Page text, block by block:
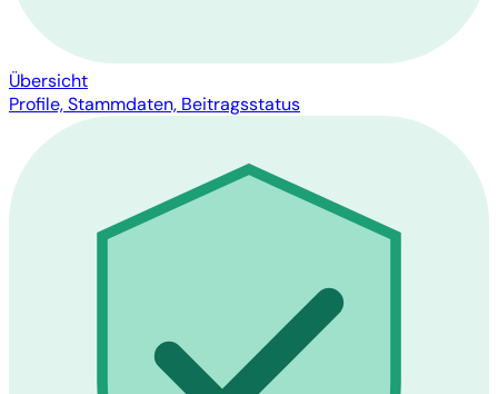
Übersicht
Profile, Stammdaten, Beitragsstatus